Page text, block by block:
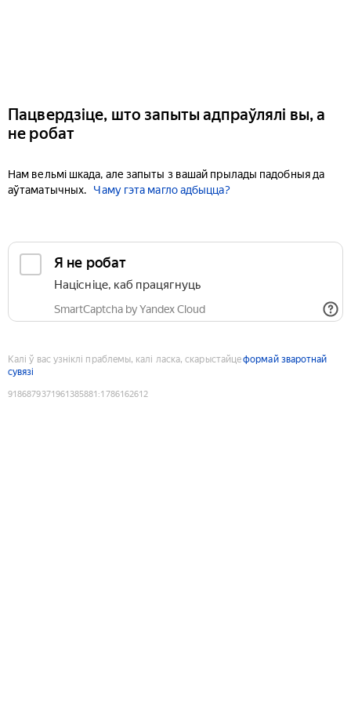
Пацвердзіце, што запыты адпраўлялі вы, а
не робат
Нам вельмі шкада, але запыты з вашай прылады падобныя да
аўтаматычных.
Чаму гэта магло адбыцца?
Я не робат
Націсніце, каб працягнуць
SmartCaptcha by Yandex Cloud
Калі ў вас узніклі праблемы, калі ласка, скарыстайцеформай зваротнай
сувязі
9186879371961385881 :1786162612